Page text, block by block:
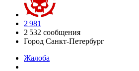
2 981
2 532 сообщения
Город Санкт-Петербург
Жалоба